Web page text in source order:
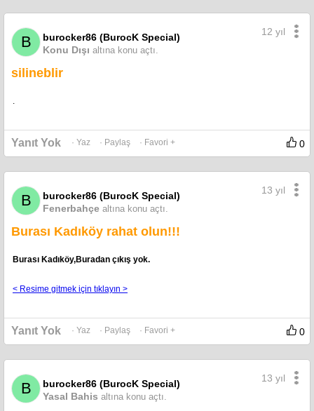
B
burocker86 (BurocK Special)
Konu Dışı altına konu açtı.
12 yıl
silineblir
.
Yanıt Yok · Yaz · Paylaş · Favori + 0
B
burocker86 (BurocK Special)
Fenerbahçe altına konu açtı.
13 yıl
Burası Kadıköy rahat olun!!!
Burası Kadıköy,Buradan çıkış yok.
< Resime gitmek için tıklayın >
Yanıt Yok · Yaz · Paylaş · Favori + 0
B
burocker86 (BurocK Special)
Yasal Bahis altına konu açtı.
13 yıl